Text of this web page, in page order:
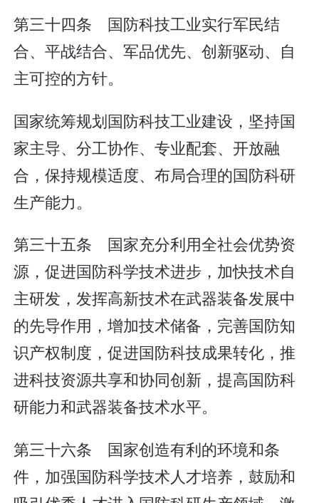
第三十四条 国防科技工业实行军民结
合、平战结合、军品优先、创新驱动、自
主可控的方针。
国家统筹规划国防科技工业建设，坚持国
家主导、分工协作、专业配套、开放融
合，保持规模适度、布局合理的国防科研
生产能力。
第三十五条 国家充分利用全社会优势资
源，促进国防科学技术进步，加快技术自
主研发，发挥高新技术在武器装备发展中
的先导作用，增加技术储备，完善国防知
识产权制度，促进国防科技成果转化，推
进科技资源共享和协同创新，提高国防科
研能力和武器装备技术水平。
第三十六条 国家创造有利的环境和条
件，加强国防科学技术人才培养，鼓励和